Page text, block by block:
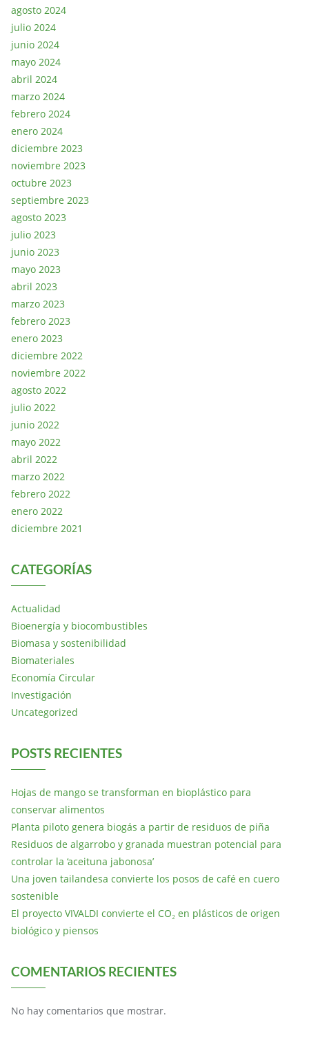
agosto 2024
julio 2024
junio 2024
mayo 2024
abril 2024
marzo 2024
febrero 2024
enero 2024
diciembre 2023
noviembre 2023
octubre 2023
septiembre 2023
agosto 2023
julio 2023
junio 2023
mayo 2023
abril 2023
marzo 2023
febrero 2023
enero 2023
diciembre 2022
noviembre 2022
agosto 2022
julio 2022
junio 2022
mayo 2022
abril 2022
marzo 2022
febrero 2022
enero 2022
diciembre 2021
CATEGORÍAS
Actualidad
Bioenergía y biocombustibles
Biomasa y sostenibilidad
Biomateriales
Economía Circular
Investigación
Uncategorized
POSTS RECIENTES
Hojas de mango se transforman en bioplástico para
conservar alimentos
Planta piloto genera biogás a partir de residuos de piña
Residuos de algarrobo y granada muestran potencial para
controlar la ‘aceituna jabonosa’
Una joven tailandesa convierte los posos de café en cuero
sostenible
El proyecto VIVALDI convierte el CO₂ en plásticos de origen
biológico y piensos
COMENTARIOS RECIENTES
No hay comentarios que mostrar.